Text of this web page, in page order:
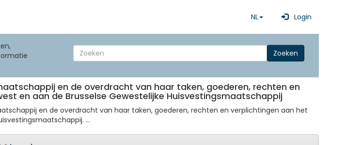
NL Login
Zoeken
en de overdracht van haar taken, goederen, rechten en
en aan de Brusselse Gewestelijke Huisvestingsmaatschappij
en de overdracht van haar taken, goederen, rechten en verplichtingen aan het
...